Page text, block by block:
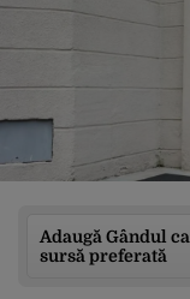
Adaugă Gândul ca
sursă preferată